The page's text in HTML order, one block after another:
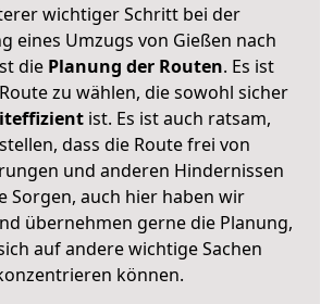
wichtiger Schritt bei der
eines Umzugs von Gießen nach
diePlanung der Routen. Es ist
zu wählen, die sowohl sicher
ist. Es ist auch ratsam,
dass die Route frei von
und anderen Hindernissen
Sorgen, auch hier haben wir
übernehmen gerne die Planung,
auf andere wichtige Sachen
können.